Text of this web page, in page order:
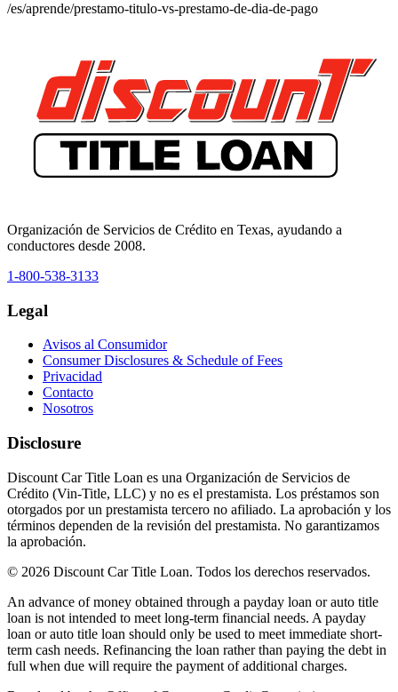
/es/aprende/prestamo-titulo-vs-prestamo-de-dia-de-pago
Organización de Servicios de Crédito en Texas, ayudando a
conductores desde 2008.
1-800-538-3133
Legal
Avisos al Consumidor
Consumer Disclosures & Schedule of Fees
Privacidad
Contacto
Nosotros
Disclosure
Discount Car Title Loan es una Organización de Servicios de
Crédito (Vin-Title, LLC) y no es el prestamista. Los préstamos son
otorgados por un prestamista tercero no afiliado. La aprobación y los
términos dependen de la revisión del prestamista. No garantizamos
la aprobación.
© 2026 Discount Car Title Loan. Todos los derechos reservados.
An advance of money obtained through a payday loan or auto title
loan is not intended to meet long-term financial needs. A payday
loan or auto title loan should only be used to meet immediate short-
term cash needs. Refinancing the loan rather than paying the debt in
full when due will require the payment of additional charges.